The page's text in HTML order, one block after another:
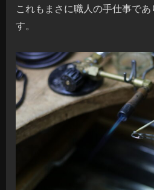
これもまさに職人の手仕事で
す。